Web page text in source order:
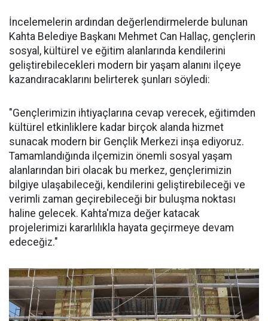
İncelemelerin ardından değerlendirmelerde bulunan
Kahta Belediye Başkanı Mehmet Can Hallaç, gençlerin
sosyal, kültürel ve eğitim alanlarında kendilerini
geliştirebilecekleri modern bir yaşam alanını ilçeye
kazandıracaklarını belirterek şunları söyledi:
"Gençlerimizin ihtiyaçlarına cevap verecek, eğitimden
kültürel etkinliklere kadar birçok alanda hizmet
sunacak modern bir Gençlik Merkezi inşa ediyoruz.
Tamamlandığında ilçemizin önemli sosyal yaşam
alanlarından biri olacak bu merkez, gençlerimizin
bilgiye ulaşabileceği, kendilerini geliştirebileceği ve
verimli zaman geçirebileceği bir buluşma noktası
haline gelecek. Kahta'mıza değer katacak
projelerimizi kararlılıkla hayata geçirmeye devam
edeceğiz."